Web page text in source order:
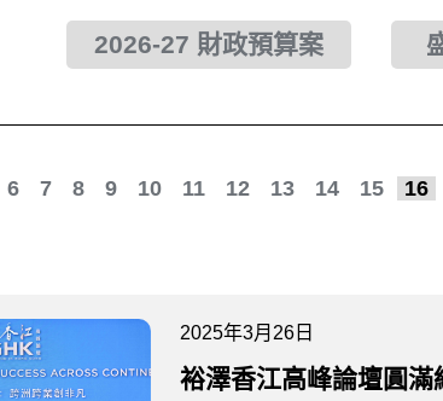
2026-27 財政預算案
6 7 8 9 10 11 12 13 14 15 16
2025年3月26日
裕澤香江高峰論壇圓滿